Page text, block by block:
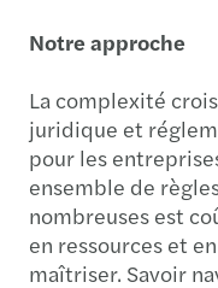
Notre approche
La complexité
juridique et
pour les
ensemble de
nombreuses est
en ressources et
maîtriser. Savoir